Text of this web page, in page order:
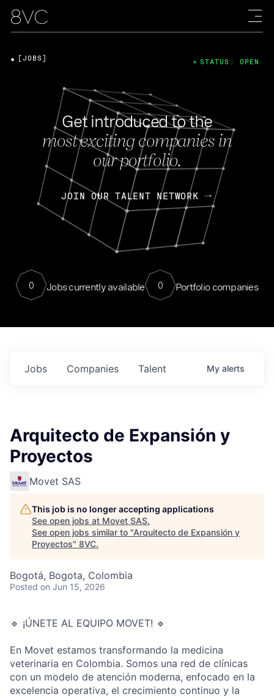
Get introduced to the
most exciting companies in
our portfolio.
JOIN OUR TALENT NETWORK
0 Jobs currently available 0 Portfolio companies
[JOBS] STATUS: OPEN
Jobs Companies Talent My alerts
Arquitecto de Expansión y
Proyectos
Movet SAS
This job is no longer accepting applications
See open jobs at Movet SAS.
See open jobs similar to "Arquitecto de Expansión y
Proyectos" 8VC.
Bogotá, Bogota, Colombia
Posted on Jun 15, 2026
🔹 ¡ÚNETE AL EQUIPO MOVET! 🔹
En Movet estamos transformando la medicina
veterinaria en Colombia. Somos una red de clínicas
con un modelo de atención moderna, enfocado en la
excelencia operativa, el crecimiento continuo y la